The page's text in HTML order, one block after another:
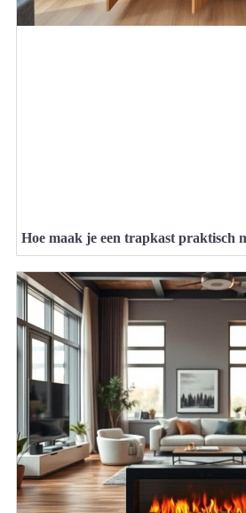
Hoe maak je een trapkast praktisch